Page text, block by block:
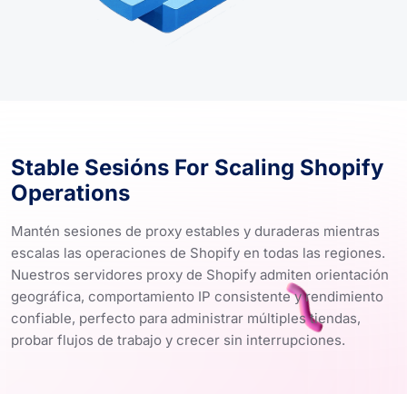
Stable Sesións For Scaling Shopify
Operations
Mantén sesiones de proxy estables y duraderas mientras
escalas las operaciones de Shopify en todas las regiones.
Nuestros servidores proxy de Shopify admiten orientación
geográfica, comportamiento IP consistente y rendimiento
confiable, perfecto para administrar múltiples tiendas,
probar flujos de trabajo y crecer sin interrupciones.